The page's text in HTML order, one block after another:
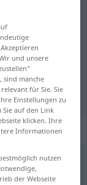
für
und unsere
sind manche
für Sie. Sie
Einstellungen zu
auf den Link
klicken. Ihre
Informationen
nutzen
der Webseite